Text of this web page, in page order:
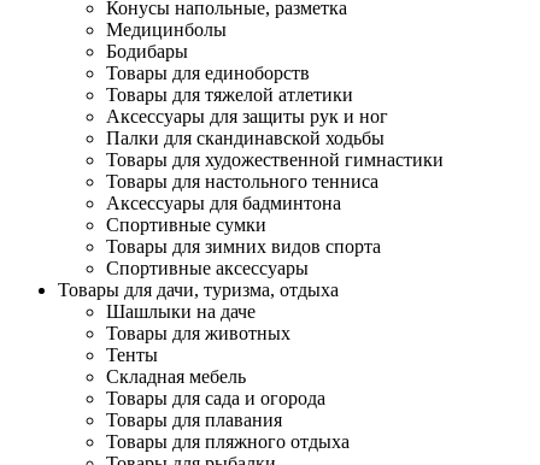
Конусы напольные, разметка
Медицинболы
Бодибары
Товары для единоборств
Товары для тяжелой атлетики
Аксессуары для защиты рук и ног
Палки для скандинавской ходьбы
Товары для художественной гимнастики
Товары для настольного тенниса
Аксессуары для бадминтона
Спортивные сумки
Товары для зимних видов спорта
Спортивные аксессуары
Товары для дачи, туризма, отдыха
Шашлыки на даче
Товары для животных
Тенты
Складная мебель
Товары для сада и огорода
Товары для плавания
Товары для пляжного отдыха